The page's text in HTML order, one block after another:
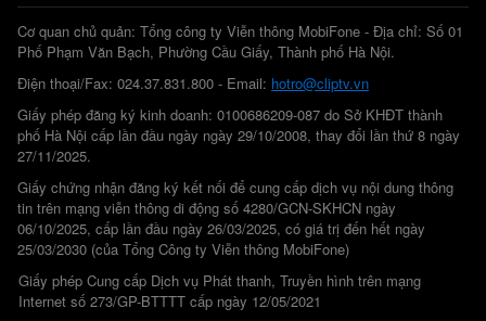
Cơ quan chủ quản: Tổng công ty Viễn thông MobiFone - Địa chỉ: Số 01
Phố Phạm Văn Bạch, Phường Cầu Giấy, Thành phố Hà Nội.
Điện thoại/Fax: 024.37.831.800 - Email: hotro@cliptv.vn
Giấy phép đăng ký kinh doanh: 0100686209-087 do Sở KHĐT thành
phố Hà Nội cấp lần đầu ngày ngày 29/10/2008, thay đổi lần thứ 8 ngày
27/11/2025.
Giấy chứng nhận đăng ký kết nối để cung cấp dịch vụ nội dung thông
tin trên mạng viễn thông di động số 4280/GCN-SKHCN ngày
06/10/2025, cấp lần đầu ngày 26/03/2025, có giá trị đến hết ngày
25/03/2030 (của Tổng Công ty Viễn thông MobiFone)
Giấy phép Cung cấp Dịch vụ Phát thanh, Truyền hình trên mạng
Internet số 273/GP-BTTTT cấp ngày 12/05/2021